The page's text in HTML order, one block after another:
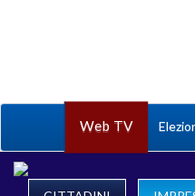
Web TV